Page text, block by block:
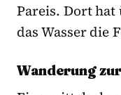
Pareis. Dort
das Wasser die
Wanderung